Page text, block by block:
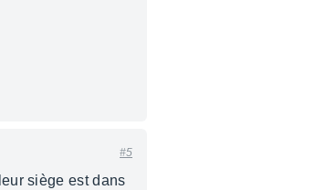
#5
siège est dans